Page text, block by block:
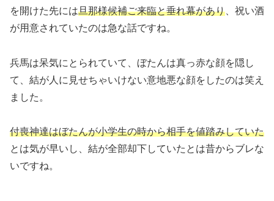
を開けた先には旦那様候補ご来臨と垂れ幕があり 、祝い酒
が用意されていたのは急な話ですね。
兵馬は呆気にとられていて、ぼたんは真っ赤な顔を隠し
て、結が人に見せちゃいけない意地悪な顔をしたのは笑え
ました。
付喪神達はぼたんが小学生の時から相手を値踏みしていた
とは気が早いし、結が全部却下していたとは昔からブレな
いですね。